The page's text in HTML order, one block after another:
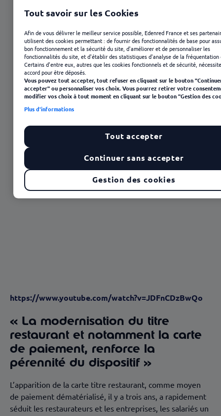
pérennité du dispositif »
https://www.youtube.com/watch?v=JDFnCDzBwQo
« La modernisation du titre
restaurant et notamment la carte
de paiement, renforce la
pérennité du dispositif »
L’apparition de la carte titre restaurant, comme moyen
de paiement dématérialisé, il y a trois ans, a rapidement
séduit les restaurateurs et les entreprises, les salariés un
Tout savoir sur les Cookies
Afin de vous délivrer le meilleur service possible, Edenred France et ses
utilisent des cookies permettant : de fournir des fonctionnalités de base pour
bon fonctionnement et la sécurité du site, d'améliorer et de personnaliser les
fonctionnalités du site, et d'établir des statistiques d'analyse de la fréquentation
Certains d'entre eux, autres que les cookies fonctionnels et de sécurité,
accord pour être déposés.
Vous pouvez tout accepter, tout refuser en cliquant sur le bouton
accepter" ou personnaliser vos choix. Vous pourrez retirer votre
modifier vos choix à tout moment en cliquant sur le bouton "Gestion des
Plus d'informations
Gestion des cookies
Continuer sans accepter
Tout accepter